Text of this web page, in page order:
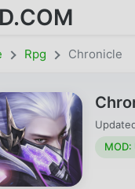
Rpg Chronicle